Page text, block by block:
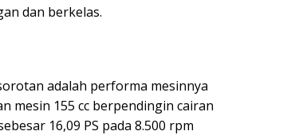
dan berkelas.
adalah performa mesinnya
mesin 155 cc berpendingin cairan
16,09 PS pada 8.500 rpm